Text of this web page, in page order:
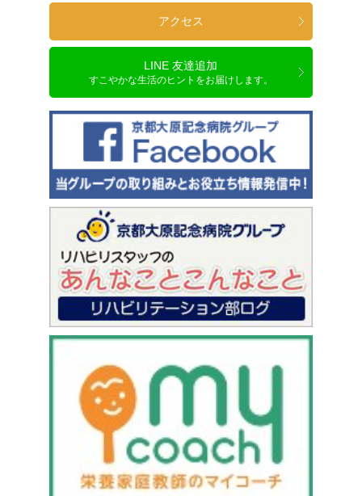
アクセス
LINE 友達追加
すこやかな生活のヒントをお届けします。